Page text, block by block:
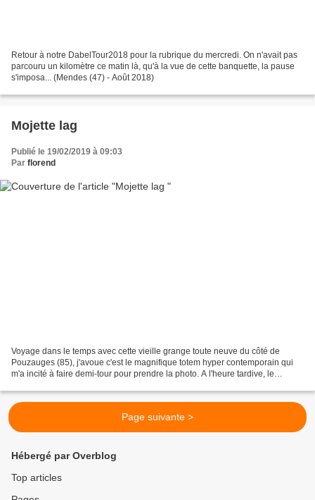
Retour à notre DabelTour2018 pour la rubrique du mercredi. On n'avait pas
parcouru un kilomètre ce matin là, qu'à la vue de cette banquette, la pause
s'imposa... (Mendes (47) - Août 2018)
Mojette lag
Publié le 19/02/2019 à 09:03
Par florend
Voyage dans le temps avec cette vieille grange toute neuve du côté de
Pouzauges (85), j'avoue c'est le magnifique totem hyper contemporain qui
m'a incité à faire demi-tour pour prendre la photo. A l'heure tardive, le
Page suivante >
Hébergé par Overblog
Top articles